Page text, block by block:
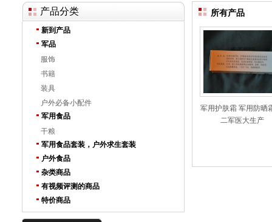
产品分类
新到产品
军品
服饰
书籍
装具
户外必备小配件
军用食品
干粮
军用食品套装，户外求生套装
户外食品
杂类商品
有视频评测的商品
特价商品
所有产品
军用护肤霜 军用防晒
二军医大生产